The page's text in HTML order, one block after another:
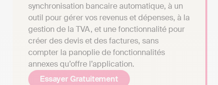
synchronisation bancaire automatique, à un
outil pour gérer vos revenus et dépenses, à la
gestion de la TVA, et une fonctionnalité pour
créer des devis et des factures, sans
compter la panoplie de fonctionnalités
annexes qu’offre l’application.
Essayer Gratuitement